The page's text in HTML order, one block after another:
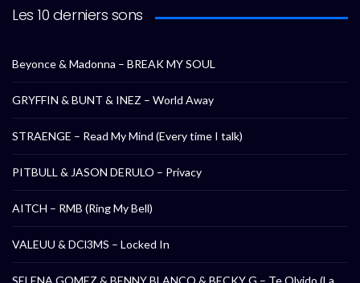
Les 10 derniers sons
Beyonce & Madonna – BREAK MY SOUL
GRYFFIN & BUNT & INEZ – World Away
STRAENGE – Read My Mind (Every time I talk)
PITBULL & JASON DERULO – Privacy
AITCH – RMB (Ring My Bell)
VALEUU & DCl3MS – Locked In